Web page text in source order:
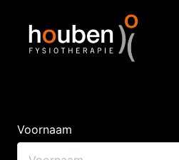
Voornaam